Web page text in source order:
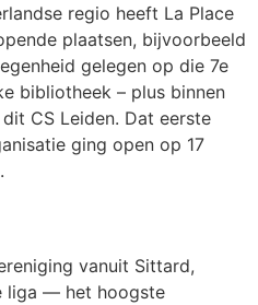
regio heeft La Place
plaatsen, bijvoorbeeld
gelegen op die 7e
bibliotheek – plus binnen
CS Leiden. Dat eerste
ging open op 17
vanuit Sittard,
liga — het hoogste